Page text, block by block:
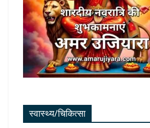
स्वास्थ्य/चिकित्सा